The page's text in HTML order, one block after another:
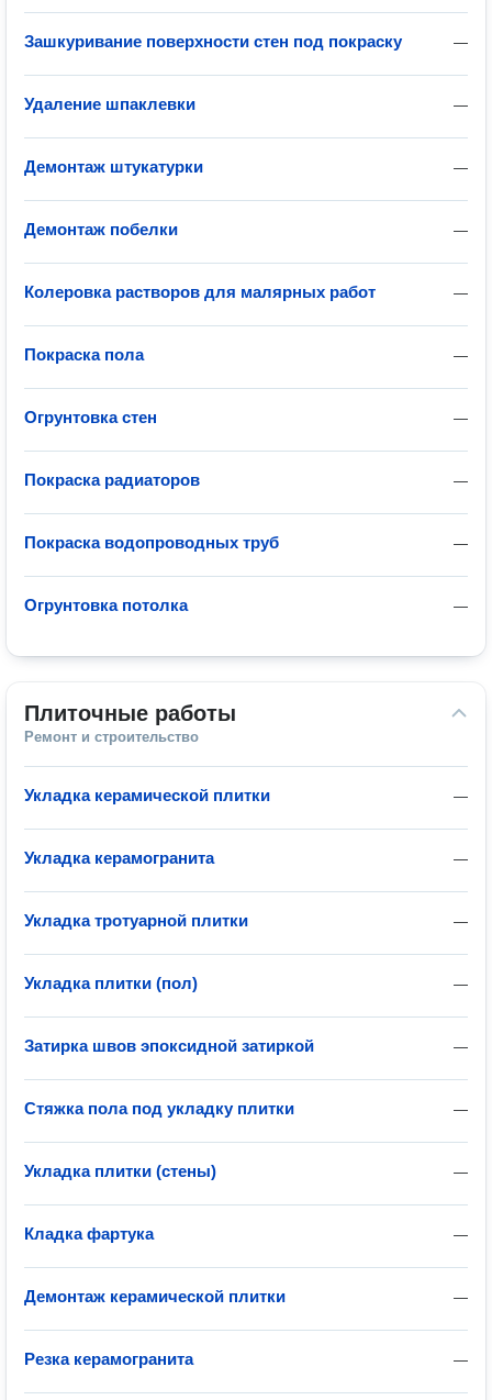
—
Зашкуривание поверхности стен под покраску
—
Удаление шпаклевки
—
Демонтаж штукатурки
—
Демонтаж побелки
—
Колеровка растворов для малярных работ
—
Покраска пола
—
Огрунтовка стен
—
Покраска радиаторов
—
Покраска водопроводных труб
—
Огрунтовка потолка
Плиточные работы
Ремонт и строительство
—
Укладка керамической плитки
—
Укладка керамогранита
—
Укладка тротуарной плитки
—
Укладка плитки (пол)
—
Затирка швов эпоксидной затиркой
—
Стяжка пола под укладку плитки
—
Укладка плитки (стены)
—
Кладка фартука
—
Демонтаж керамической плитки
—
Резка керамогранита